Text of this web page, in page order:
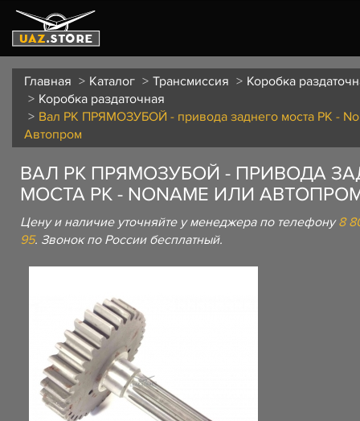
Главная Каталог Трансмиссия
Коробка
Коробка раздаточная
Вал РК ПРЯМОЗУБОЙ - привода заднего моста РК -
Автопром
ВАЛ РК ПРЯМОЗУБОЙ - ПРИВОДА
МОСТА РК - NONAME ИЛИ
Цену и наличие уточняйте у менеджера по телефону8
95. Звонок по России бесплатный.